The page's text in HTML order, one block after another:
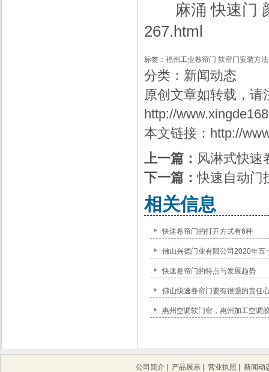
麻涌 快速门
267.html
标签： 福州工业卷帘门 软帘门安装方法
分类： 新闻动态
原创文章如转载，请
http://
本文链接： http://
上一篇： 风淋式快速
下一篇：快速自动门
相关信息
快速卷帘门的打开方式有6种
佛山兴德门业有限公司2020年五
快速卷帘门的特点与发展趋势
佛山快速卷帘门要有很强的责任
惠州空调软门帘，惠州加工空调
公司简介 产品展示 营业执照 新闻动